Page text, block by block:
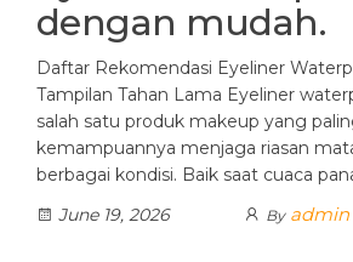
dengan mudah.
Daftar Rekomendasi Eyeliner
Tampilan Tahan Lama Eyeliner
salah satu produk makeup yang
kemampuannya menjaga riasan
berbagai kondisi. Baik saat cuaca
June 19, 2026
By admin